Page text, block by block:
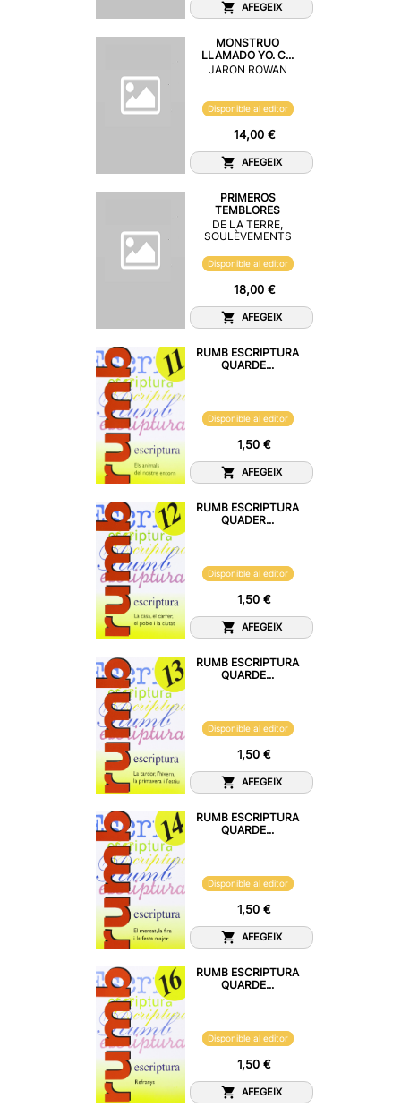
AFEGEIX
MONSTRUO
LLAMADO YO. C...
JARON ROWAN
Disponible al editor
14,00 €
AFEGEIX
PRIMEROS
TEMBLORES
DE LA TERRE,
SOULÈVEMENTS
Disponible al editor
18,00 €
AFEGEIX
RUMB ESCRIPTURA
QUARDE...
Disponible al editor
1,50 €
AFEGEIX
RUMB ESCRIPTURA
QUADER...
Disponible al editor
1,50 €
AFEGEIX
RUMB ESCRIPTURA
QUARDE...
Disponible al editor
1,50 €
AFEGEIX
RUMB ESCRIPTURA
QUARDE...
Disponible al editor
1,50 €
AFEGEIX
RUMB ESCRIPTURA
QUARDE...
Disponible al editor
1,50 €
AFEGEIX